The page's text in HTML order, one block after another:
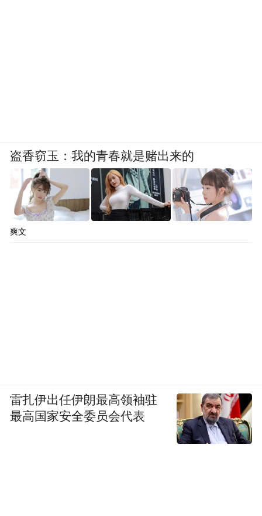
盗香窃玉：我的青春就是赌出来的
爽文
雷扎伊出任伊朗最高领袖驻
最高国家安全委员会代表